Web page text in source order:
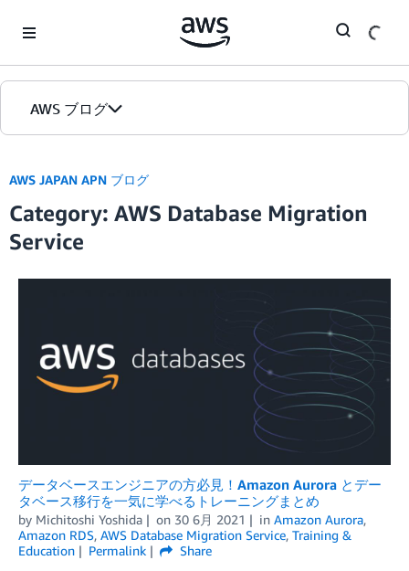
AWS ブログ
カテゴリ
エディション
AWS JAPAN APN ブログ
Category: AWS Database Migration
Service
データベースエンジニアの方必見！Amazon Aurora とデー
タベース移行を一気に学べるトレーニングまとめ
by Michitoshi Yoshida on 30 6月 2021 in Amazon Aurora,
Amazon RDS, AWS Database Migration Service, Training &
Education
Permalink
Share